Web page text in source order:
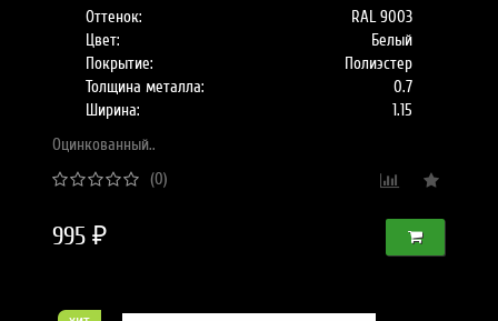
Оттенок:
RAL 9003
Цвет:
Белый
Покрытие:
Полиэстер
Толщина металла:
0.7
Ширина:
1.15
Оцинкованный..
(0)
995 ₽